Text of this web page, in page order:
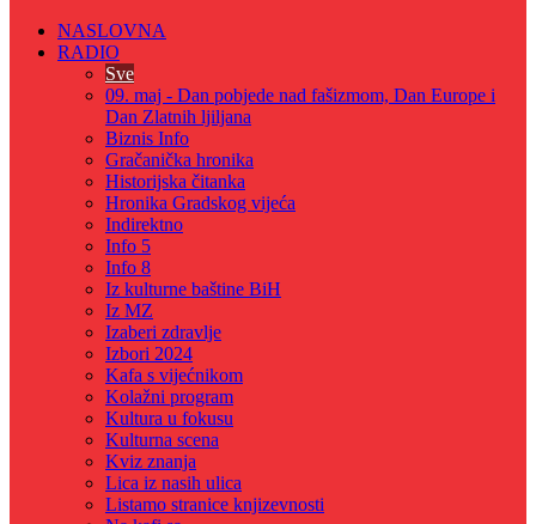
NASLOVNA
RADIO
Sve
09. maj - Dan pobjede nad fašizmom, Dan Europe i
Dan Zlatnih ljiljana
Biznis Info
Gračanička hronika
Historijska čitanka
Hronika Gradskog vijeća
Indirektno
Info 5
Info 8
Iz kulturne baštine BiH
Iz MZ
Izaberi zdravlje
Izbori 2024
Kafa s vijećnikom
Kolažni program
Kultura u fokusu
Kulturna scena
Kviz znanja
Lica iz nasih ulica
Listamo stranice knjizevnosti